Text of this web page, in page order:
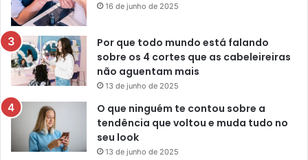
16 de junho de 2025
Por que todo mundo está falando
sobre os 4 cortes que as cabeleireiras
não aguentam mais
13 de junho de 2025
O que ninguém te contou sobre a
tendência que voltou e muda tudo no
seu look
13 de junho de 2025